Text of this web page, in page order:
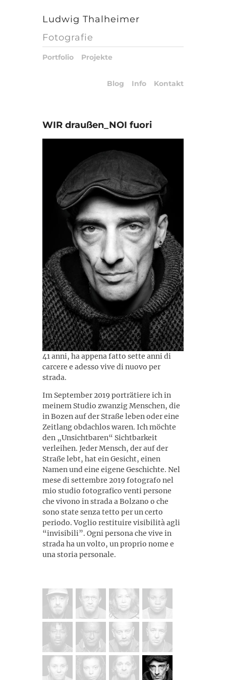
Ludwig Thalheimer
Fotografie
Portfolio Projekte
Blog Info Kontakt
WIR draußen_NOI fuori
41 anni, ha appena fatto sette anni di
carcere e adesso vive di nuovo per
strada.
Im September 2019 porträtiere ich in
meinem Studio zwanzig Menschen, die
in Bozen auf der Straße leben oder eine
Zeitlang obdachlos waren. Ich möchte
den „Unsichtbaren“ Sichtbarkeit
verleihen. Jeder Mensch, der auf der
Straße lebt, hat ein Gesicht, einen
Namen und eine eigene Geschichte. Nel
mese di settembre 2019 fotografo nel
mio studio fotografico venti persone
che vivono in strada a Bolzano o che
sono state senza tetto per un certo
periodo. Voglio restituire visibilità agli
“invisibili”. Ogni persona che vive in
strada ha un volto, un proprio nome e
una storia personale.